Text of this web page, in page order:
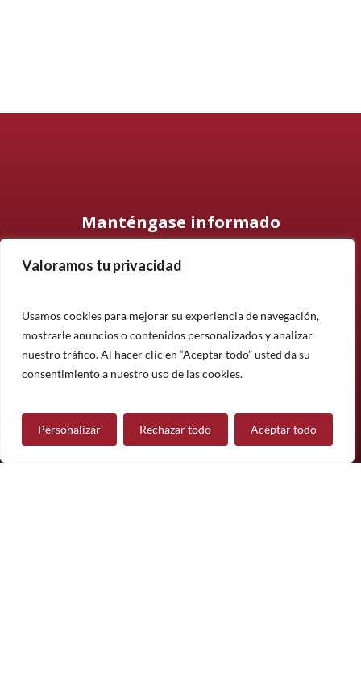
Valoramos tu privacidad
Usamos cookies para mejorar su experiencia de navegación,
mostrarle anuncios o contenidos personalizados y analizar
nuestro tráfico. Al hacer clic en “Aceptar todo” usted da su
consentimiento a nuestro uso de las cookies.
Personalizar Rechazar todo Aceptar todo
Manténgase informado
Suscríbase a nuestro boletín informativo y manténgase
noticias.
Suscríbete
¿Tiene alguna pregunta?
Contáctanos